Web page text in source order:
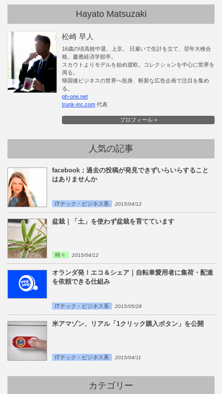
Hayato Matsuzaki
松崎 早人
16歳の頃高校中退、上京。 日雇いで生計を立て、翌年大検合
格。慶應経済学部卒。
スカウトよりモデルを始め渡欧。コレクションを中心に世界を
周る。
帰国後ビジネスの世界へ投身、斬新な広告企画で注目を集め
る。
ph-one.net
trunk-inc.com 代表
プロフィール >
人気の記事
facebook；過去の投稿が発見できずいらいらすること
はありませんか
ITテック・ビジネス系 2015/04/12
盆栽｜「土」を使わず盆栽を育てています
時々 2015/04/12
オランダ発！エコ＆シェア｜自転車愛用者に集荷・配達
を依頼できる仕組み
ITテック・ビジネス系 2015/05/28
米アマゾン、リアル「1クリック購入ボタン」を公開
ITテック・ビジネス系 2015/04/11
カテゴリー